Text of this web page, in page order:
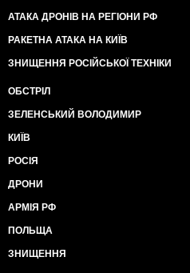
АТАКА ДРОНІВ НА РЕГІОНИ РФ
РАКЕТНА АТАКА НА КИЇВ
ЗНИЩЕННЯ РОСІЙСЬКОЇ ТЕХНІКИ
ОБСТРІЛ
ЗЕЛЕНСЬКИЙ ВОЛОДИМИР
КИЇВ
РОСІЯ
ДРОНИ
АРМІЯ РФ
ПОЛЬЩА
ЗНИЩЕННЯ